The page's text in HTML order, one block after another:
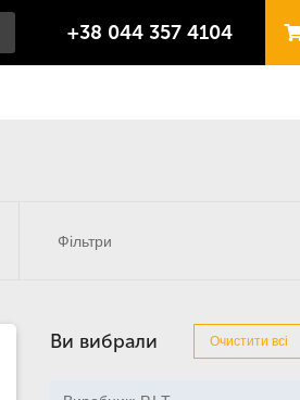
+38 044 357 4104
Ви вибрали Очистити всі
Фільтри